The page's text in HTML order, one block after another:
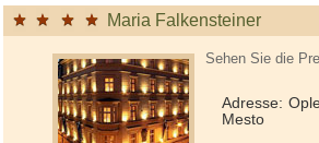
Maria Falkensteiner
Sehen Sie die
Adresse:
Mesto